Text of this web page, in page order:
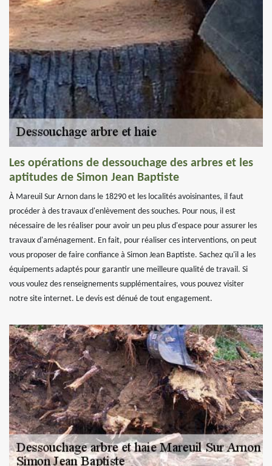
Les opérations de dessouchage des arbres et les
aptitudes de Simon Jean Baptiste
À Mareuil Sur Arnon dans le 18290 et les localités avoisinantes, il faut
procéder à des travaux d'enlèvement des souches. Pour nous, il est
nécessaire de les réaliser pour avoir un peu plus d'espace pour assurer les
travaux d'aménagement. En fait, pour réaliser ces interventions, on peut
vous proposer de faire confiance à Simon Jean Baptiste. Sachez qu'il a les
équipements adaptés pour garantir une meilleure qualité de travail. Si
vous voulez des renseignements supplémentaires, vous pouvez visiter
notre site internet. Le devis est dénué de tout engagement.